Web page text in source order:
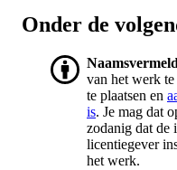
Onder de
van het werk te
te plaatsen en
is. Je mag dat
zodanig dat de
licentiegever
het werk.